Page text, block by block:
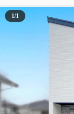
1/1